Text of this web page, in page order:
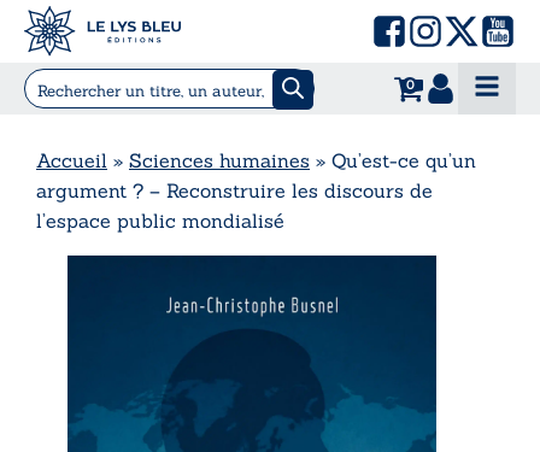
0
Accueil » Sciences humaines » Qu’est-ce qu’un
argument ? – Reconstruire les discours de
l’espace public mondialisé